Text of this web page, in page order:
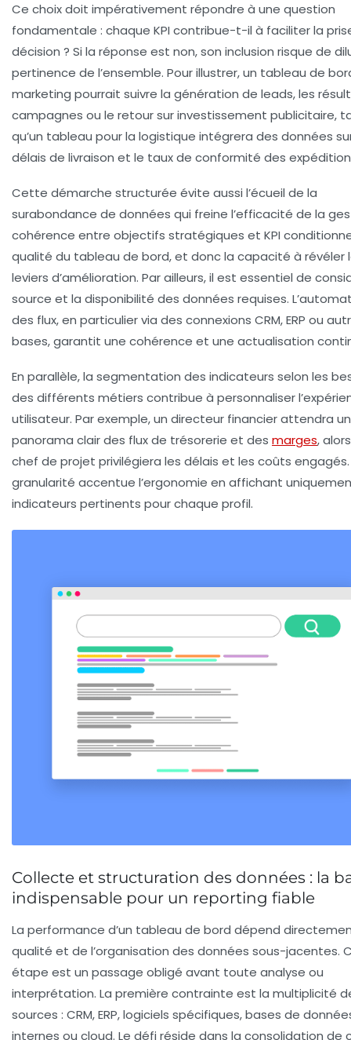
Ce choix doit impérativement répondre à une question
fondamentale : chaque KPI contribue-t-il à faciliter la
décision ? Si la réponse est non, son inclusion risque de
pertinence de l’ensemble. Pour illustrer, un tableau de
marketing pourrait suivre la génération de leads, les
campagnes ou le retour sur investissement publicitaire,
qu’un tableau pour la logistique intégrera des données
délais de livraison et le taux de conformité des
Cette démarche structurée évite aussi l’écueil de la
surabondance de données qui freine l’efficacité de la
cohérence entre objectifs stratégiques et KPI
qualité du tableau de bord, et donc la capacité à révéler
leviers d’amélioration. Par ailleurs, il est essentiel de
source et la disponibilité des données requises.
des flux, en particulier via des connexions CRM, ERP ou
bases, garantit une cohérence et une actualisation
En parallèle, la segmentation des indicateurs selon les
des différents métiers contribue à personnaliser
utilisateur. Par exemple, un directeur financier attendra un
panorama clair des flux de trésorerie et des marges,
chef de projet privilégiera les délais et les coûts
granularité accentue l’ergonomie en affichant
indicateurs pertinents pour chaque profil.
Collecte et structuration des données : la
indispensable pour un reporting fiable
La performance d’un tableau de bord dépend
qualité et de l’organisation des données sous-jacentes.
étape est un passage obligé avant toute analyse ou
interprétation. La première contrainte est la multiplicité
sources : CRM, ERP, logiciels spécifiques, bases de
internes ou cloud. Le défi réside dans la consolidation de